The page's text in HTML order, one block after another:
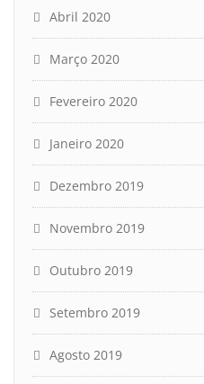
Abril 2020
Março 2020
Fevereiro 2020
Janeiro 2020
Dezembro 2019
Novembro 2019
Outubro 2019
Setembro 2019
Agosto 2019